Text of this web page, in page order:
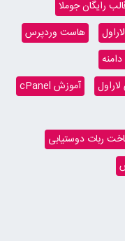
رایگان جوملا
هاست وردپرس
آموزش cPanel
ربات دوستیابی